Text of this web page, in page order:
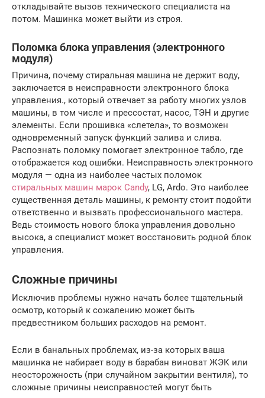
откладывайте вызов технического специалиста на
потом. Машинка может выйти из строя.
Поломка блока управления (электронного
модуля)
Причина, почему стиральная машина не держит воду,
заключается в неисправности электронного блока
управления., который отвечает за работу многих узлов
машины, в том числе и прессостат, насос, ТЭН и другие
элементы. Если прошивка «слетела», то возможен
одновременный запуск функций залива и слива.
Распознать поломку помогает электронное табло, где
отображается код ошибки. Неисправность электронного
модуля — одна из наиболее частых поломок
стиральных машин марок Candy, LG, Ardo. Это наиболее
существенная деталь машины, к ремонту стоит подойти
ответственно и вызвать профессионального мастера.
Ведь стоимость нового блока управления довольно
высока, а специалист может восстановить родной блок
управления.
Сложные причины
Исключив проблемы нужно начать более тщательный
осмотр, который к сожалению может быть
предвестником больших расходов на ремонт.
Если в банальных проблемах, из-за которых ваша
машинка не набирает воду в барабан виноват ЖЭК или
неосторожность (при случайном закрытии вентиля), то
сложные причины неисправностей могут быть